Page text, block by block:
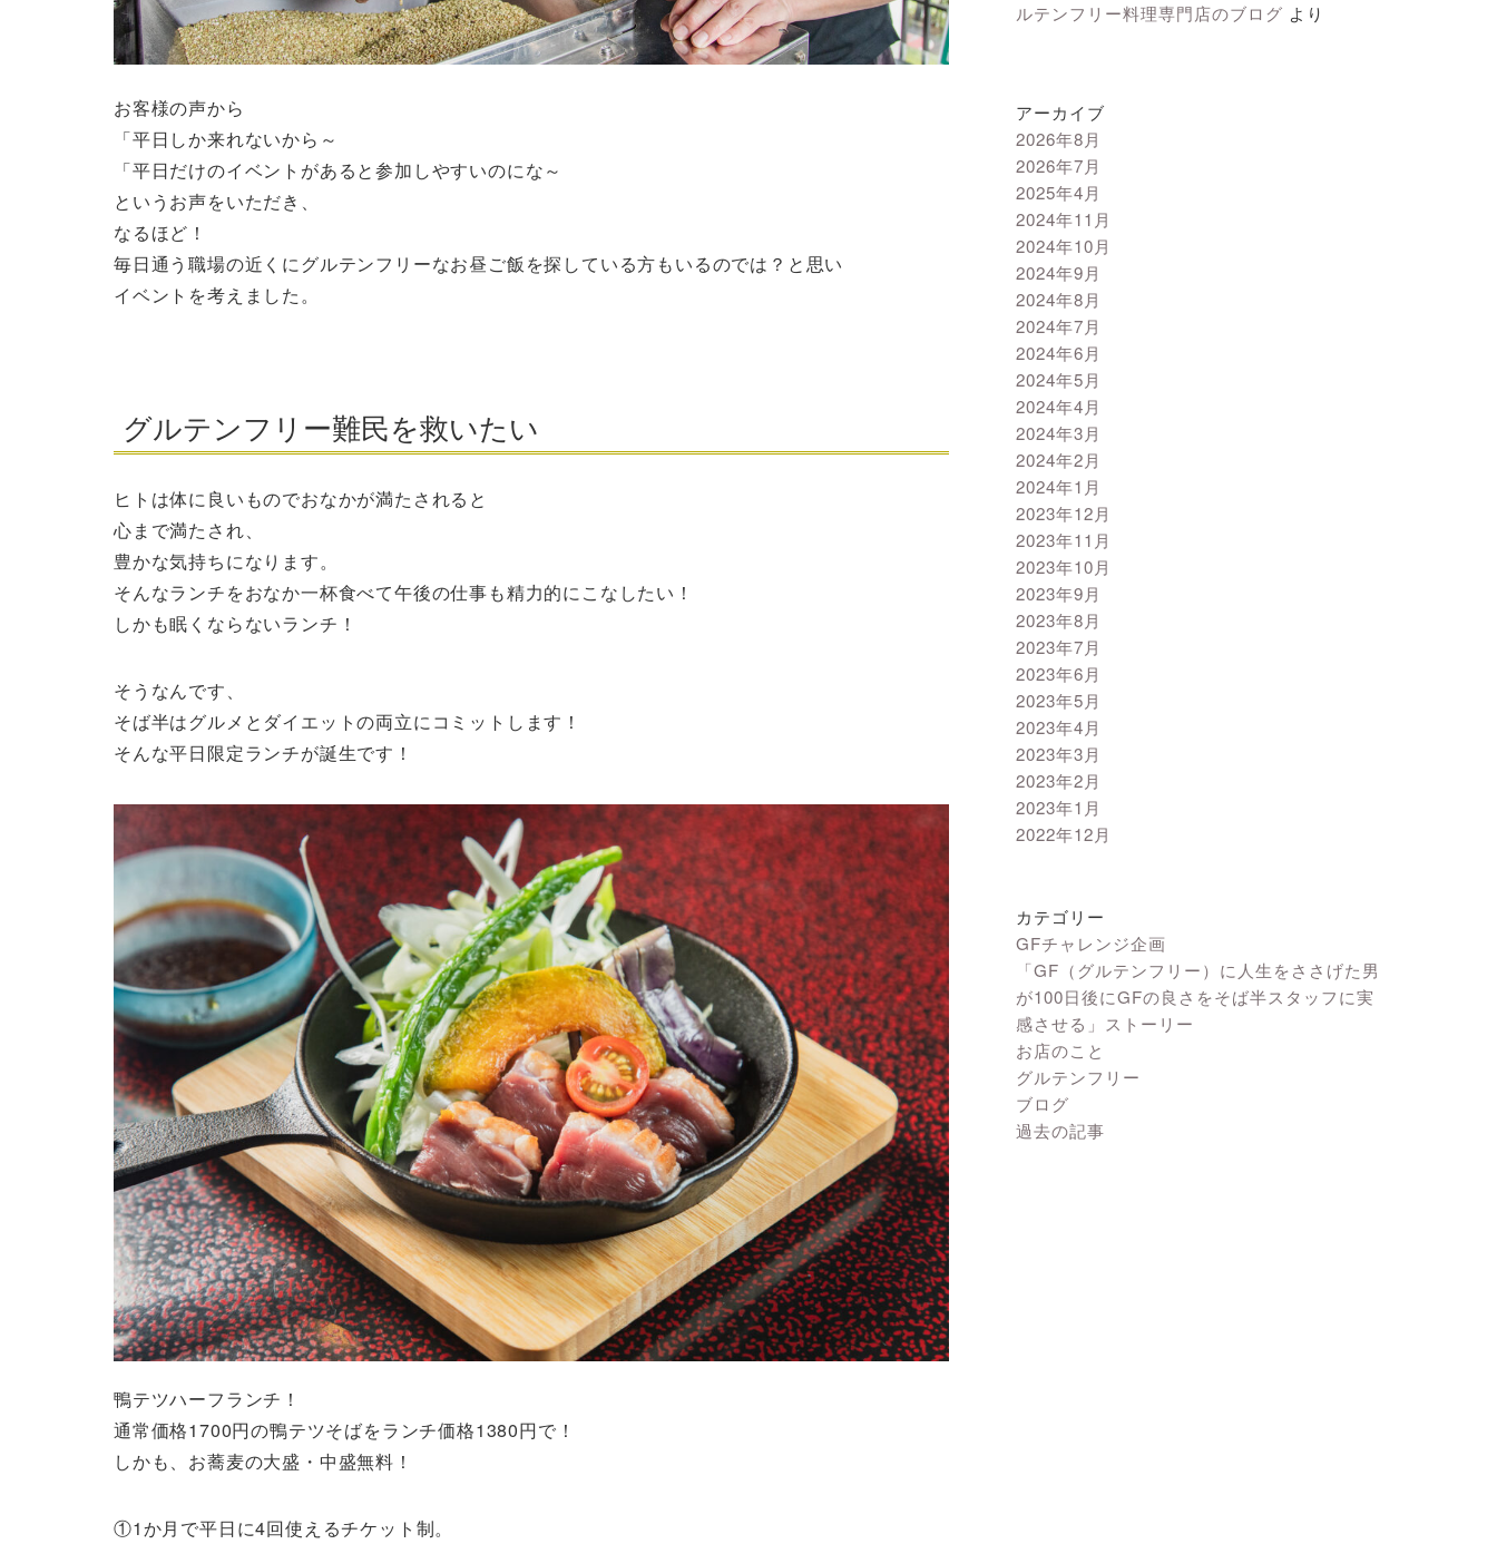
お客様の声から
「平日しか来れないから～
「平日だけのイベントがあると参加しやすいのにな～
というお声をいただき、
なるほど！
毎日通う職場の近くにグルテンフリーなお昼ご飯を探している方もいるのでは？と思い
イベントを考えました。
グルテンフリー難民を救いたい
ヒトは体に良いものでおなかが満たされると
心まで満たされ、
豊かな気持ちになります。
そんなランチをおなか一杯食べて午後の仕事も精力的にこなしたい！
しかも眠くならないランチ！
そうなんです、
そば半はグルメとダイエットの両立にコミットします！
そんな平日限定ランチが誕生です！
鴨テツハーフランチ！
通常価格1700円の鴨テツそばをランチ価格1380円で！
しかも、お蕎麦の大盛・中盛無料！
①1か月で平日に4回使えるチケット制。
ルテンフリー料理専門店のブログ より
アーカイブ
2026年8月
2026年7月
2025年4月
2024年11月
2024年10月
2024年9月
2024年8月
2024年7月
2024年6月
2024年5月
2024年4月
2024年3月
2024年2月
2024年1月
2023年12月
2023年11月
2023年10月
2023年9月
2023年8月
2023年7月
2023年6月
2023年5月
2023年4月
2023年3月
2023年2月
2023年1月
2022年12月
カテゴリー
GFチャレンジ企画
「GF（グルテンフリー）に人生をささげた男
が100日後にGFの良さをそば半スタッフに実
感させる」ストーリー
お店のこと
グルテンフリー
ブログ
過去の記事